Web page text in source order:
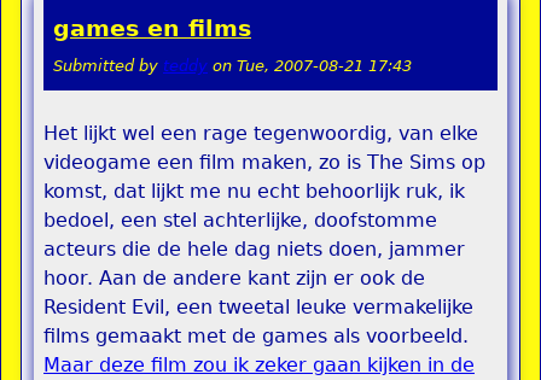
games en films
Submitted by teddy on Tue, 2007-08-21 17:43
Het lijkt wel een rage tegenwoordig, van elke
videogame een film maken, zo is The Sims op
komst, dat lijkt me nu echt behoorlijk ruk, ik
bedoel, een stel achterlijke, doofstomme
acteurs die de hele dag niets doen, jammer
hoor. Aan de andere kant zijn er ook de
Resident Evil, een tweetal leuke vermakelijke
films gemaakt met de games als voorbeeld.
Maar deze film zou ik zeker gaan kijken in de